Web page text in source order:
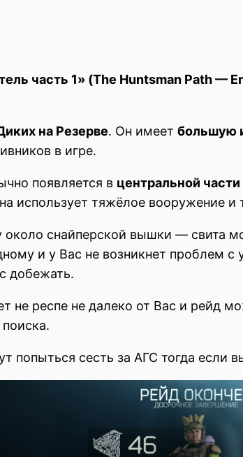
часть 1» (The Huntsman Path —
на Резерве. Он имеет большую
в игре.
появляется в центральной
использует тяжёлое вооружение и
около снайперской вышки — свита
и у Вас не возникнет проблем
добежать.
не респе не далеко от Вас и рейд
попыться сесть за АГС тогда если